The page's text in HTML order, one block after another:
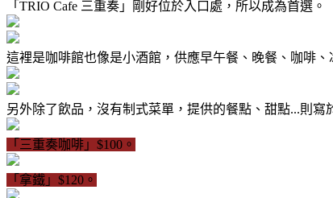
「TRIO Cafe 三重奏」剛好位於入口處，所以成為首選。
這裡是咖啡館也像是小酒館，供應早午餐、晚餐、咖啡、
另外除了飲品，沒有制式菜單，提供的餐點、甜點...則寫
「三重奏咖啡」$100。
「拿鐵」$120。